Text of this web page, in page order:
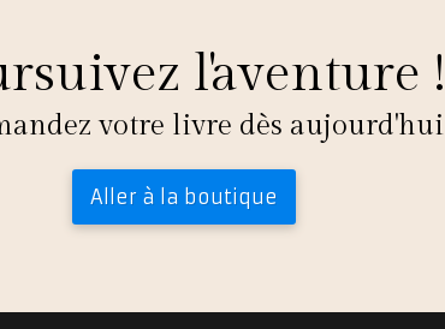
l'aventure !
votre livre dès aujourd'hui
Aller à la boutique